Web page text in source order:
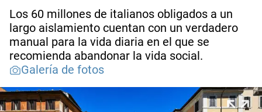
Los 60 millones de italianos obligados a un
largo aislamiento cuentan con un verdadero
manual para la vida diaria en el que se
recomienda abandonar la vida social.
Galería de fotos